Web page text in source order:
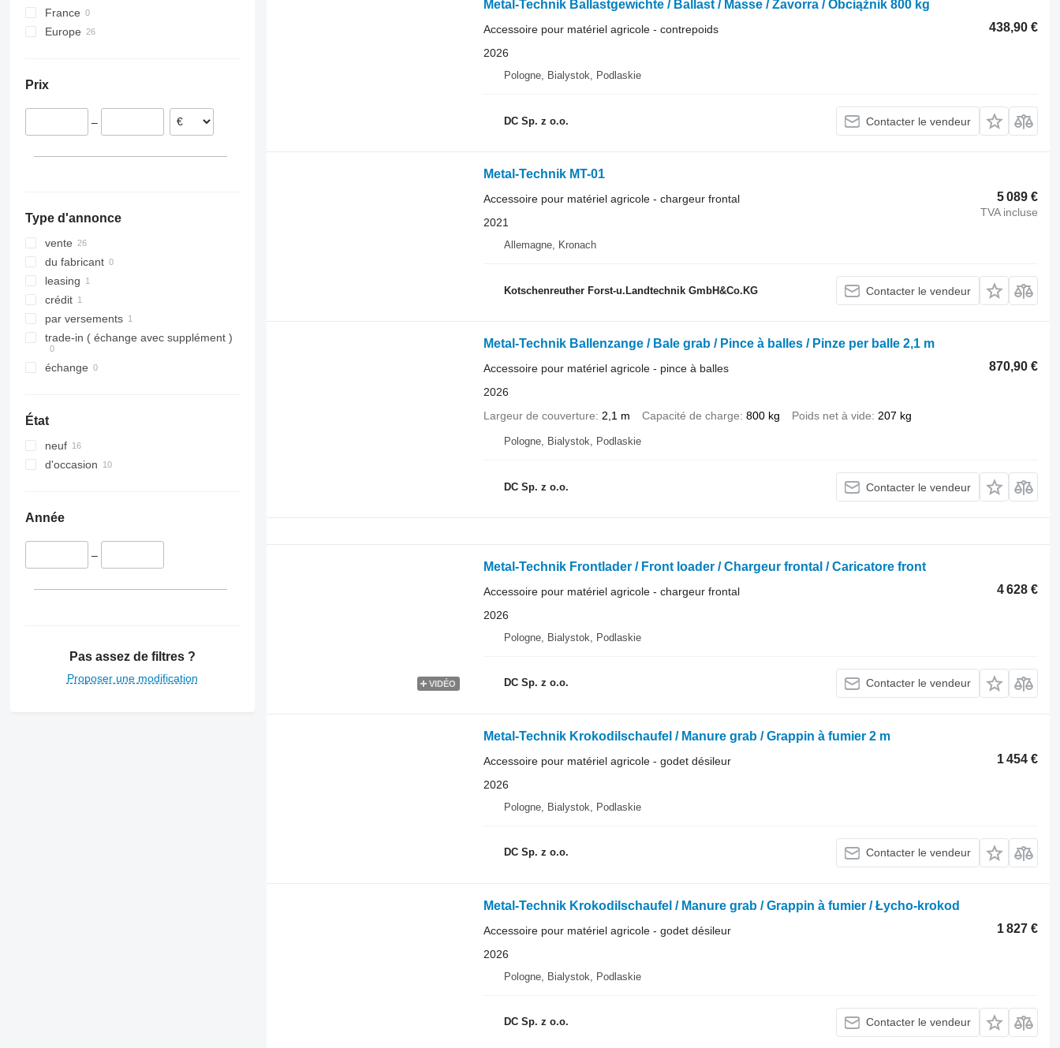
TW
6300
6320
5712
5713
France
Europe
Allemagne
Prix
–
Type d'annonce
vente
du fabricant
leasing
crédit
par versements
trade-in ( échange avec supplément )
échange
État
neuf
d'occasion
Année
–
Pas assez de filtres ?
Proposer une modification
Metal-Technik Ballastgewichte / Ballast / Masse / Zavorra / Obciążnik 800 kg
438,90 €
Accessoire pour matériel agricole - contrepoids
2026
Pologne, Bialystok, Podlaskie
DC Sp. z o.o. Contacter le vendeur
Metal-Technik MT-01
5 089 €
TVA incluse
Accessoire pour matériel agricole - chargeur frontal
2021
Allemagne, Kronach
Kotschenreuther Forst-u.Landtechnik GmbH&Co.KG Contacter le vendeur
Metal-Technik Ballenzange / Bale grab / Pince à balles / Pinze per balle 2,1 m
870,90 €
Accessoire pour matériel agricole - pince à balles
2026
Largeur de couverture
2,1 m Capacité de charge 800 kg Poids net à vide 207 kg
Pologne, Bialystok, Podlaskie
DC Sp. z o.o. Contacter le vendeur
VIDÉO
Metal-Technik Frontlader / Front loader / Chargeur frontal / Caricatore front
4 628 €
Accessoire pour matériel agricole - chargeur frontal
2026
Pologne, Bialystok, Podlaskie
DC Sp. z o.o. Contacter le vendeur
Metal-Technik Krokodilschaufel / Manure grab / Grappin à fumier 2 m
1 454 €
Accessoire pour matériel agricole - godet désileur
2026
Pologne, Bialystok, Podlaskie
DC Sp. z o.o. Contacter le vendeur
Metal-Technik Krokodilschaufel / Manure grab / Grappin à fumier / Łycho-krokod
1 827 €
Accessoire pour matériel agricole - godet désileur
2026
Pologne, Bialystok, Podlaskie
DC Sp. z o.o. Contacter le vendeur